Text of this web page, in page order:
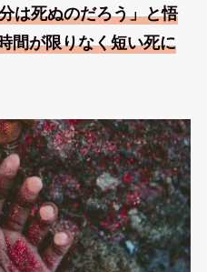
は死ぬのだろう」と悟
間が限りなく短い死に